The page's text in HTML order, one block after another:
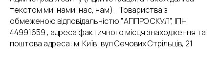
текстом ми, нами, нас, нам) - Товариства з
обмеженою відповідальністю "АППРО СКУЛ", ІПН
44991659 , адреса фактичного місця знаходження та
поштова адреса: м. Київ: вул Сечових Стрільців, 21